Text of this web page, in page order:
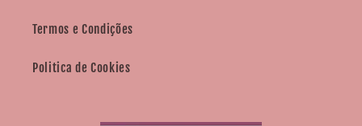
Termos e Condições
Politica de Cookies